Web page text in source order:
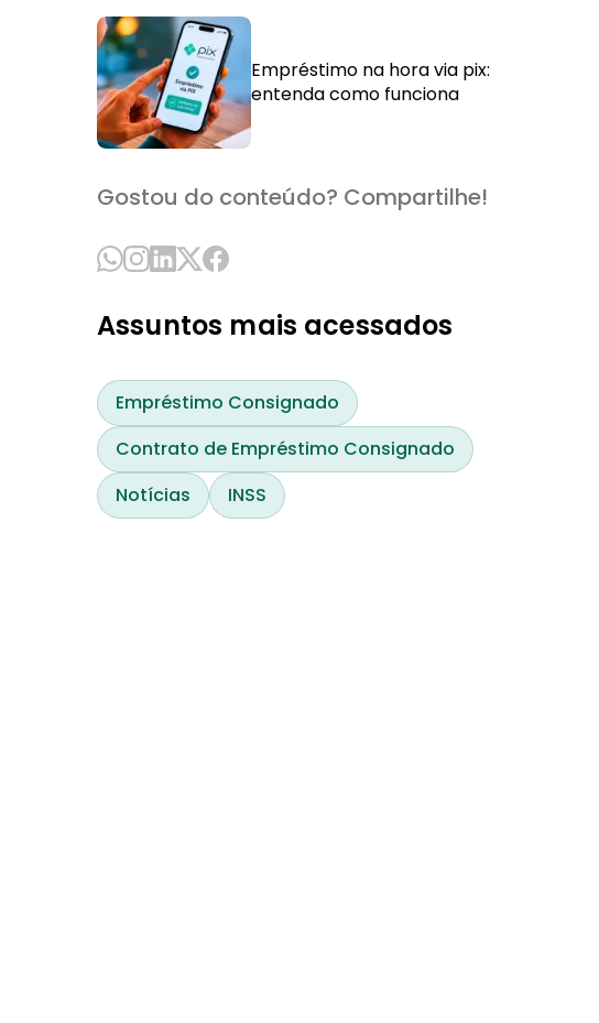
Empréstimo na hora via pix:
entenda como funciona
Gostou do conteúdo? Compartilhe!
Assuntos mais acessados
Empréstimo Consignado
Contrato de Empréstimo Consignado
Notícias
INSS